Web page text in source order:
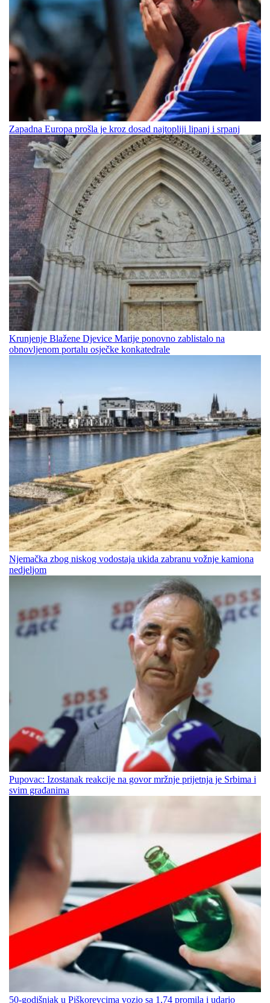
Zapadna Europa prošla je kroz dosad najtopliji lipanj i srpanj
Krunjenje Blažene Djevice Marije ponovno zablistalo na
obnovljenom portalu osječke konkatedrale
Njemačka zbog niskog vodostaja ukida zabranu vožnje kamiona
nedjeljom
Pupovac: Izostanak reakcije na govor mržnje prijetnja je Srbima i
svim građanima
50-godišnjak u Piškorevcima vozio sa 1,74 promila i udario